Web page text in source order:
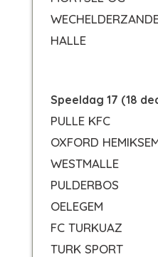
HALLE
Speeldag 17 (18
PULLE KFC
OXFORD
WESTMALLE
PULDERBOS
OELEGEM
FC TURKUAZ
TURK SPORT